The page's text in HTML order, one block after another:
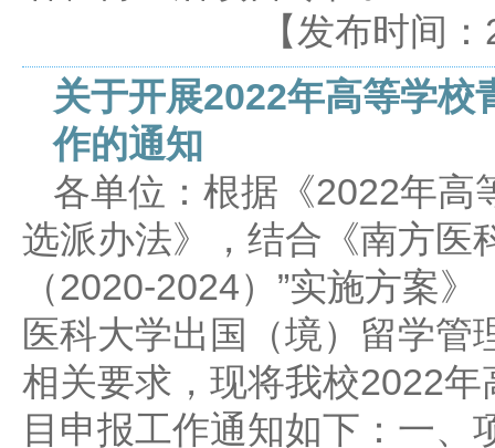
【发布时间
关于开展2022年高等学校
作的通知
各单位：根据《2022年高
选派办法》，结合《南方医
（2020-2024）”实施方案
医科大学出国（境）留学管
相关要求，现将我校2022
目申报工作通知如下：一、